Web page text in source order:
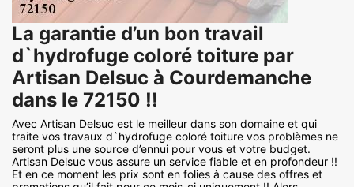
La garantie d’un bon travail
d`hydrofuge coloré toiture par
Artisan Delsuc à Courdemanche
dans le 72150 !!
Avec Artisan Delsuc est le meilleur dans son domaine et qui
traite vos travaux d`hydrofuge coloré toiture vos problèmes ne
seront plus une source d’ennui pour vous et votre budget.
Artisan Delsuc vous assure un service fiable et en profondeur !!
Et en ce moment les prix sont en folies à cause des offres et